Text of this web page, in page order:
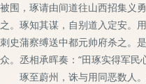
被围，琢请由间道往山西招集义
之。琢知其谋，自别道入定安。
刺史蒲察缚送中都元帅府杀之。
众。丞相承晖奏：“田琢实得军
琢至蔚州，诛与用同恶数人。